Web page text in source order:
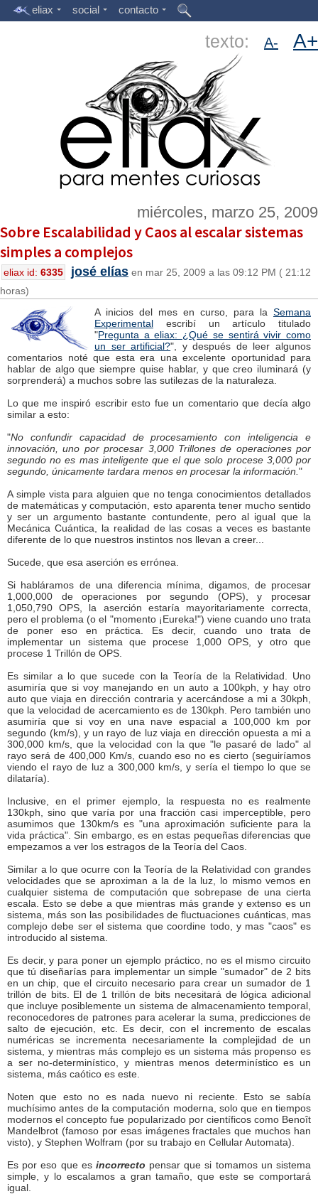
eliax social contacto
texto: A- A+
miércoles, marzo 25, 2009
Sobre Escalabilidad y Caos al escalar sistemas
simples a complejos
eliax id: 6335 josé elías en mar 25, 2009 a las 09:12 PM ( 21:12
horas)
A inicios del mes en curso, para la Semana
Experimental escribí un artículo titulado
"Pregunta a eliax: ¿Qué se sentirá vivir como
un ser artificial?", y después de leer algunos
comentarios noté que esta era una excelente oportunidad para
hablar de algo que siempre quise hablar, y que creo iluminará (y
sorprenderá) a muchos sobre las sutilezas de la naturaleza.
Lo que me inspiró escribir esto fue un comentario que decía algo
similar a esto:
"No confundir capacidad de procesamiento con inteligencia e
innovación, uno por procesar 3,000 Trillones de operaciones por
segundo no es mas inteligente que el que solo procese 3,000 por
segundo, únicamente tardara menos en procesar la información. "
A simple vista para alguien que no tenga conocimientos detallados
de matemáticas y computación, esto aparenta tener mucho sentido
y ser un argumento bastante contundente, pero al igual que la
Mecánica Cuántica, la realidad de las cosas a veces es bastante
diferente de lo que nuestros instintos nos llevan a creer...
Sucede, que esa aserción es errónea.
Si habláramos de una diferencia mínima, digamos, de procesar
1,000,000 de operaciones por segundo (OPS), y procesar
1,050,790 OPS, la aserción estaría mayoritariamente correcta,
pero el problema (o el "momento ¡Eureka!") viene cuando uno trata
de poner eso en práctica. Es decir, cuando uno trata de
implementar un sistema que procese 1,000 OPS, y otro que
procese 1 Trillón de OPS.
Es similar a lo que sucede con la Teoría de la Relatividad. Uno
asumiría que si voy manejando en un auto a 100kph, y hay otro
auto que viaja en dirección contraria y acercándose a mi a 30kph,
que la velocidad de acercamiento es de 130kph. Pero también uno
asumiría que si voy en una nave espacial a 100,000 km por
segundo (km/s), y un rayo de luz viaja en dirección opuesta a mi a
300,000 km/s, que la velocidad con la que "le pasaré de lado" al
rayo será de 400,000 Km/s, cuando eso no es cierto (seguiríamos
viendo el rayo de luz a 300,000 km/s, y sería el tiempo lo que se
dilataría).
Inclusive, en el primer ejemplo, la respuesta no es realmente
130kph, sino que varía por una fracción casi imperceptible, pero
asumimos que 130km/s es "una aproximación suficiente para la
vida práctica". Sin embargo, es en estas pequeñas diferencias que
empezamos a ver los estragos de la Teoría del Caos.
Similar a lo que ocurre con la Teoría de la Relatividad con grandes
velocidades que se aproximan a la de la luz, lo mismo vemos en
cualquier sistema de computación que sobrepase de una cierta
escala. Esto se debe a que mientras más grande y extenso es un
sistema, más son las posibilidades de fluctuaciones cuánticas, mas
complejo debe ser el sistema que coordine todo, y mas "caos" es
introducido al sistema.
Es decir, y para poner un ejemplo práctico, no es el mismo circuito
que tú diseñarías para implementar un simple "sumador" de 2 bits
en un chip, que el circuito necesario para crear un sumador de 1
trillón de bits. El de 1 trillón de bits necesitará de lógica adicional
que incluye posiblemente un sistema de almacenamiento temporal,
reconocedores de patrones para acelerar la suma, predicciones de
salto de ejecución, etc. Es decir, con el incremento de escalas
numéricas se incrementa necesariamente la complejidad de un
sistema, y mientras más complejo es un sistema más propenso es
a ser no-determinístico, y mientras menos determinístico es un
sistema, más caótico es este.
Noten que esto no es nada nuevo ni reciente. Esto se sabía
muchísimo antes de la computación moderna, solo que en tiempos
modernos el concepto fue popularizado por científicos como Benoît
Mandelbrot (famoso por esas imágenes fractales que muchos han
visto), y Stephen Wolfram (por su trabajo en Cellular Automata).
Es por eso que es incorrecto pensar que si tomamos un sistema
simple, y lo escalamos a gran tamaño, que este se comportará
igual.